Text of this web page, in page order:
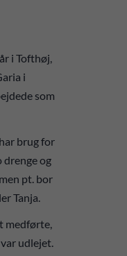
i Tofthøj,
i
som
brug for
drenge og
pt. bor
Tanja.
medførte,
udlejet.